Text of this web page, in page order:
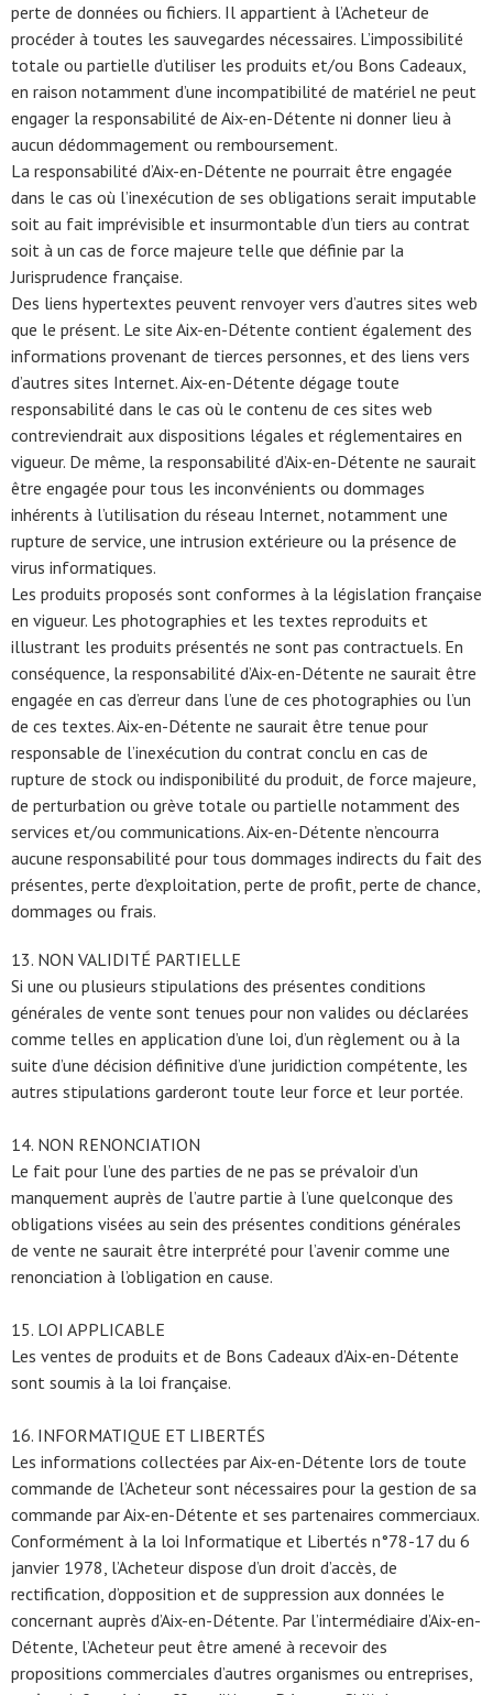
perte de données ou fichiers. Il appartient à l’Acheteur de
procéder à toutes les sauvegardes nécessaires. L’impossibilité
totale ou partielle d’utiliser les produits et/ou Bons Cadeaux,
en raison notamment d’une incompatibilité de matériel ne peut
engager la responsabilité de Aix-en-Détente ni donner lieu à
aucun dédommagement ou remboursement.
La responsabilité d’Aix-en-Détente ne pourrait être engagée
dans le cas où l’inexécution de ses obligations serait imputable
soit au fait imprévisible et insurmontable d’un tiers au contrat
soit à un cas de force majeure telle que définie par la
Jurisprudence française.
Des liens hypertextes peuvent renvoyer vers d’autres sites web
que le présent. Le site Aix-en-Détente contient également des
informations provenant de tierces personnes, et des liens vers
d’autres sites Internet. Aix-en-Détente dégage toute
responsabilité dans le cas où le contenu de ces sites web
contreviendrait aux dispositions légales et réglementaires en
vigueur. De même, la responsabilité d’Aix-en-Détente ne saurait
être engagée pour tous les inconvénients ou dommages
inhérents à l’utilisation du réseau Internet, notamment une
rupture de service, une intrusion extérieure ou la présence de
virus informatiques.
Les produits proposés sont conformes à la législation française
en vigueur. Les photographies et les textes reproduits et
illustrant les produits présentés ne sont pas contractuels. En
conséquence, la responsabilité d’Aix-en-Détente ne saurait être
engagée en cas d’erreur dans l’une de ces photographies ou l’un
de ces textes. Aix-en-Détente ne saurait être tenue pour
responsable de l’inexécution du contrat conclu en cas de
rupture de stock ou indisponibilité du produit, de force majeure,
de perturbation ou grève totale ou partielle notamment des
services et/ou communications. Aix-en-Détente n’encourra
aucune responsabilité pour tous dommages indirects du fait des
présentes, perte d’exploitation, perte de profit, perte de chance,
dommages ou frais.
13. NON VALIDITÉ PARTIELLE
Si une ou plusieurs stipulations des présentes conditions
générales de vente sont tenues pour non valides ou déclarées
comme telles en application d’une loi, d’un règlement ou à la
suite d’une décision définitive d’une juridiction compétente, les
autres stipulations garderont toute leur force et leur portée.
14. NON RENONCIATION
Le fait pour l’une des parties de ne pas se prévaloir d’un
manquement auprès de l’autre partie à l’une quelconque des
obligations visées au sein des présentes conditions générales
de vente ne saurait être interprété pour l’avenir comme une
renonciation à l’obligation en cause.
15. LOI APPLICABLE
Les ventes de produits et de Bons Cadeaux d’Aix-en-Détente
sont soumis à la loi française.
16. INFORMATIQUE ET LIBERTÉS
Les informations collectées par Aix-en-Détente lors de toute
commande de l’Acheteur sont nécessaires pour la gestion de sa
commande par Aix-en-Détente et ses partenaires commerciaux.
Conformément à la loi Informatique et Libertés n°78-17 du 6
janvier 1978, l’Acheteur dispose d’un droit d’accès, de
rectification, d’opposition et de suppression aux données le
concernant auprès d’Aix-en-Détente. Par l’intermédiaire d’Aix-en-
Détente, l’Acheteur peut être amené à recevoir des
propositions commerciales d’autres organismes ou entreprises,